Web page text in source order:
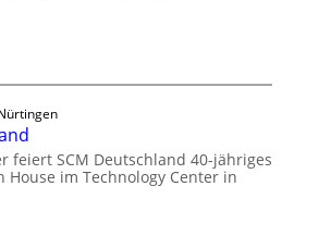
feiert SCM Deutschland 40-jähriges
im Technology Center in